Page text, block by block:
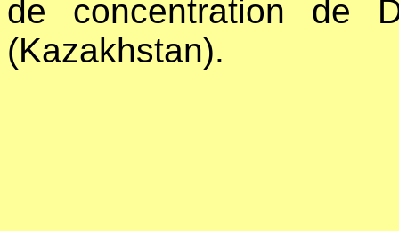
de concentration de
(Kazakhstan).